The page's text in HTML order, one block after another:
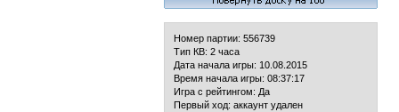
Номер партии: 556739
Тип КВ: 2 часа
Дата начала игры: 10.08.2015
Время начала игры: 08:37:17
Игра с рейтингом: Да
Первый ход: аккаунт удален